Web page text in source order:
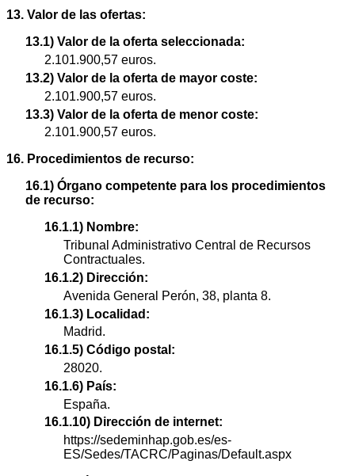
13. Valor de las ofertas:
13.1) Valor de la oferta seleccionada:
2.101.900,57 euros.
13.2) Valor de la oferta de mayor coste:
2.101.900,57 euros.
13.3) Valor de la oferta de menor coste:
2.101.900,57 euros.
16. Procedimientos de recurso:
16.1) Órgano competente para los procedimientos
de recurso:
16.1.1) Nombre:
Tribunal Administrativo Central de Recursos
Contractuales.
16.1.2) Dirección:
Avenida General Perón, 38, planta 8.
16.1.3) Localidad:
Madrid.
16.1.5) Código postal:
28020.
16.1.6) País:
España.
16.1.10) Dirección de internet:
https://sedeminhap.gob.es/es-
ES/Sedes/TACRC/Paginas/Default.aspx